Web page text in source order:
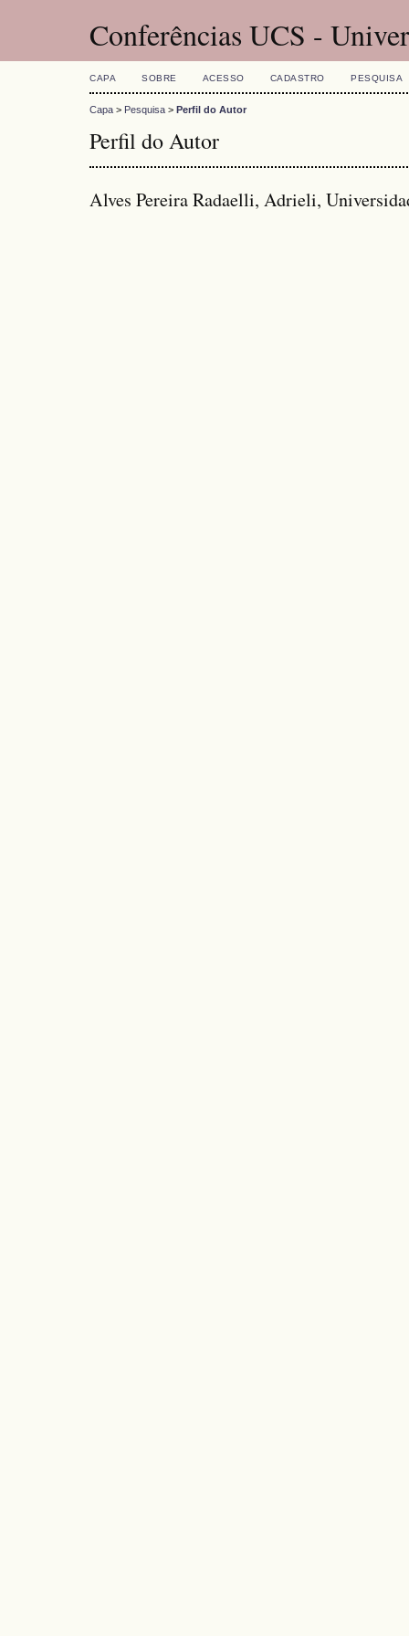
Conferências UCS -
CAPA SOBRE ACESSO CADASTRO PESQUISA
Capa > Pesquisa > Perfil do Autor
Perfil do Autor
Alves Pereira Radaelli, Adrieli,